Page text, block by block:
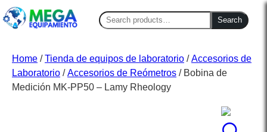
Search
for:
Search
Home /Tienda de equipos de laboratorio /Accesorios de
Laboratorio /Accesorios de Reómetros / Bobina de
Medición MK-PP50 – Lamy Rheology